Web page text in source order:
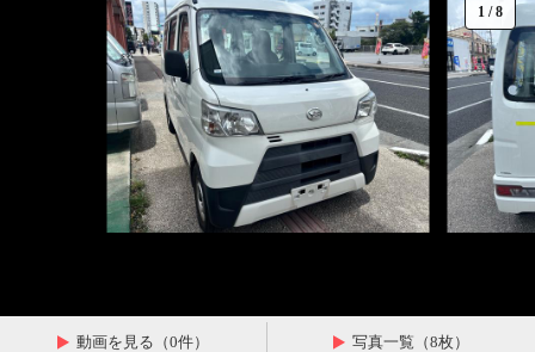
1 /8
動画を見る（0件） 写真一覧（8枚）